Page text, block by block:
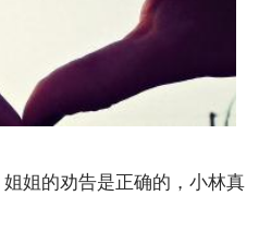
姐的劝告是正确的，小林真